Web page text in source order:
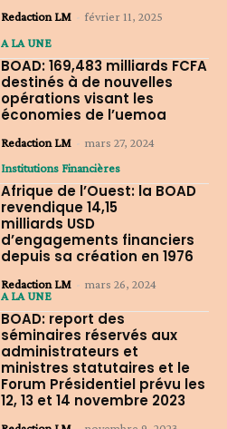
Redaction LM - février 11, 2025
A LA UNE
BOAD: 169,483 milliards FCFA
destinés à de nouvelles
opérations visant les
économies de l’uemoa
Redaction LM - mars 27, 2024
Institutions Financières
Afrique de l’Ouest: la BOAD
revendique 14,15
milliards USD
d’engagements financiers
depuis sa création en 1976
Redaction LM - mars 26, 2024
A LA UNE
BOAD: report des
séminaires réservés aux
administrateurs et
ministres statutaires et le
Forum Présidentiel prévu les
12, 13 et 14 novembre 2023